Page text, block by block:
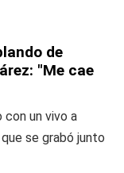
de
"Me cae
con un vivo a
se grabó junto